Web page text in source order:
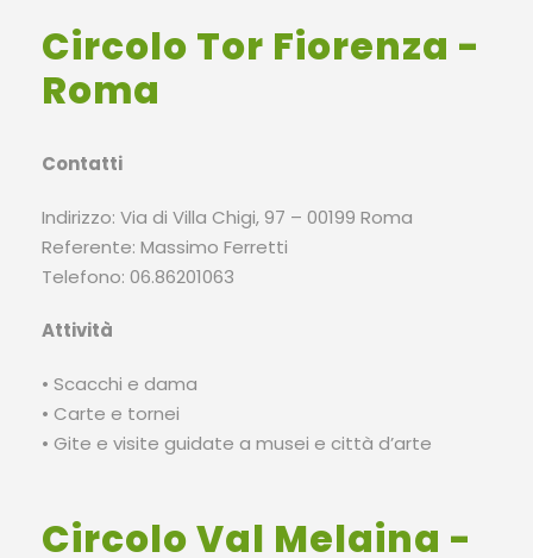
Circolo Tor Fiorenza -
Roma
Contatti
Indirizzo: Via di Villa Chigi, 97 – 00199 Roma
Referente: Massimo Ferretti
Telefono: 06.86201063
Attività
• Scacchi e dama
• Carte e tornei
• Gite e visite guidate a musei e città d’arte
Circolo Val Melaina -